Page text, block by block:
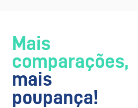
Mais
comparações,
mais
poupança!